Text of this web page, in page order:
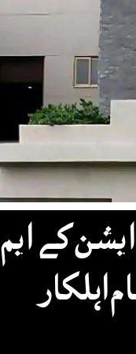
کے ایم
اہلکار
34°C